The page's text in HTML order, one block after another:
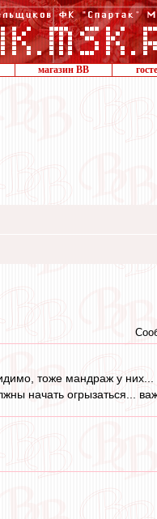
магазин ВВ
тоже мандраж у них...
начать огрызаться...